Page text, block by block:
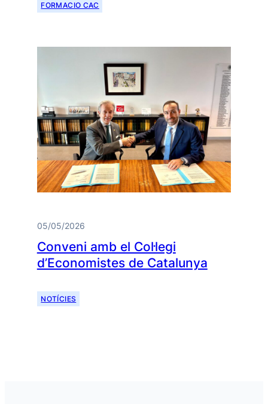
FORMACIO CAC
05/05/2026
Conveni amb el Col·legi
d’Economistes de Catalunya
NOTÍCIES